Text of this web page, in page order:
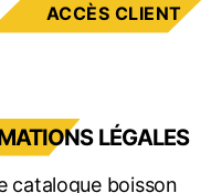
ACCÈS CLIENT
LÉGALES
catalogue boisson